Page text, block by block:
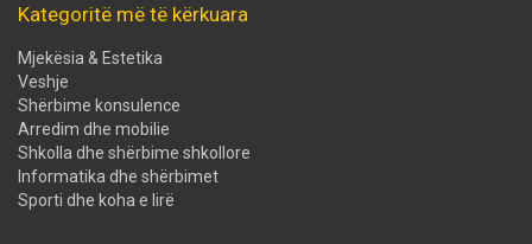
Kategoritë më të kërkuara
Mjekësia & Estetika
Veshje
Shërbime konsulence
Arredim dhe mobilie
Shkolla dhe shërbime shkollore
Informatika dhe shërbimet
Sporti dhe koha e lirë